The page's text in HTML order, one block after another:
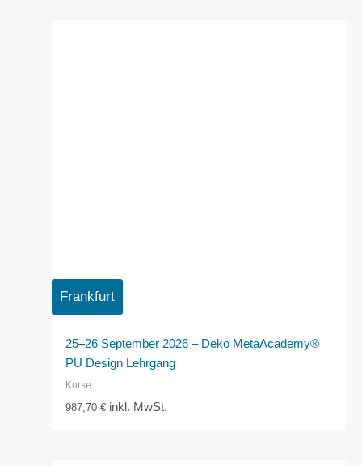
Frankfurt
25–26 September 2026 – Deko MetaAcademy®
PU Design Lehrgang
Kurse
987,70€ inkl. MwSt.